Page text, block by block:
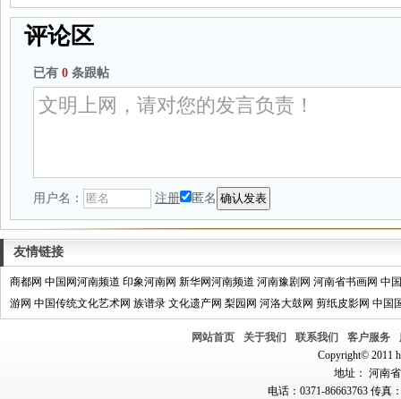
评论区
已有 0 条跟帖
用户名： 注册 匿名
友情链接
商都网 中国网河南频道 印象河南网 新华网河南频道 河南豫剧网 河南省书画网 中
游网 中国传统文化艺术网 族谱录 文化遗产网 梨园网 河洛大鼓网 剪纸皮影网 中国
网站首页 关于我们 联系我们 客户服务
Copyright© 2011
地址： 河南
电话：0371-86663763 传真